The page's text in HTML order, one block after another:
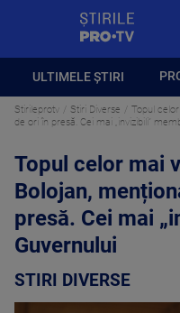
ULTIMELE ȘTIRI
Stirileprotv Stiri Diverse
Topul
de ori în presă. Cei mai „invizibili”
Topul celor mai
Bolojan,
presă. Cei mai
Guvernului
STIRI DIVERSE